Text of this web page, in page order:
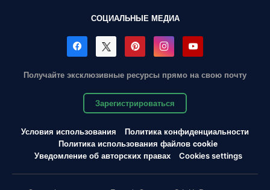
СОЦИАЛЬНЫЕ МЕДИА
Получайте эксклюзивные ресурсы прямо на свою почту
Зарегистрироваться
Условия использования
Политика конфиденциальности
Политика использования файлов cookie
Уведомление об авторских правах
Cookies settings